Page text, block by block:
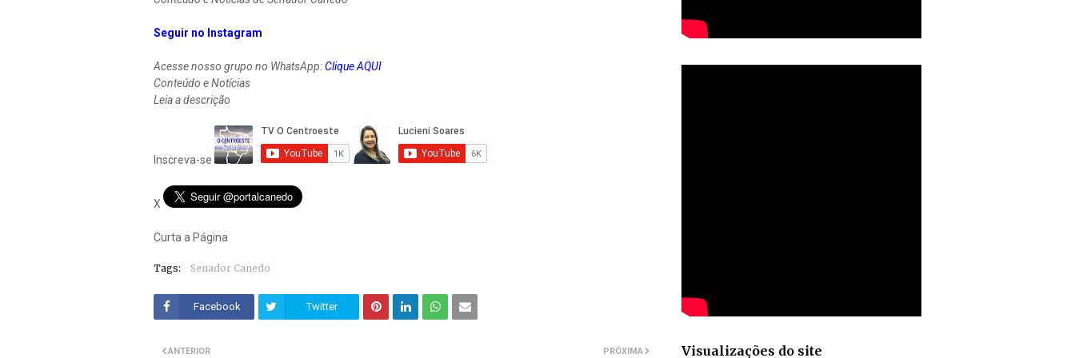
Seguir no Instagram
Acesse nosso grupo no WhatsApp:Clique AQUI
Conteúdo e Notícias
Leia a descrição
Inscreva-se
X
Curta a Página
Tags: Senador Canedo
Facebook Twitter
PRÓXIMA
ANTERIOR Visualizações do site